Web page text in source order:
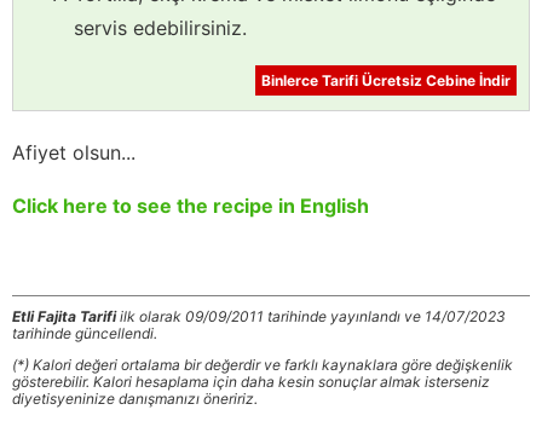
servis edebilirsiniz.
Binlerce Tarifi Ücretsiz Cebine İndir
Afiyet olsun...
Click here to see the recipe in English
Etli Fajita Tarifiilk olarak 09/09/2011 tarihinde yayınlandı ve 14/07/2023
tarihinde güncellendi.
(*) Kalori değeri ortalama bir değerdir ve farklı kaynaklara göre değişkenlik
gösterebilir. Kalori hesaplama için daha kesin sonuçlar almak isterseniz
diyetisyeninize danışmanızı öneririz.